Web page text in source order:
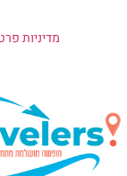
מדיניות